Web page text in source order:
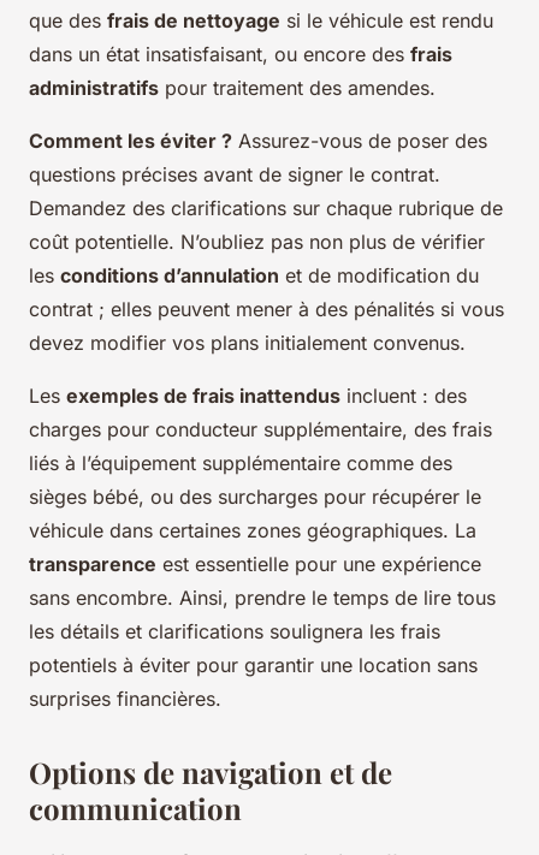
que des frais de nettoyage si le véhicule est rendu
dans un état insatisfaisant, ou encore des frais
administratifs pour traitement des amendes.
Comment les éviter ? Assurez-vous de poser des
questions précises avant de signer le contrat.
Demandez des clarifications sur chaque rubrique de
coût potentielle. N’oubliez pas non plus de vérifier
les conditions d’annulation et de modification du
contrat ; elles peuvent mener à des pénalités si vous
devez modifier vos plans initialement convenus.
Les exemples de frais inattendus incluent : des
charges pour conducteur supplémentaire, des frais
liés à l’équipement supplémentaire comme des
sièges bébé, ou des surcharges pour récupérer le
véhicule dans certaines zones géographiques. La
transparence est essentielle pour une expérience
sans encombre. Ainsi, prendre le temps de lire tous
les détails et clarifications soulignera les frais
potentiels à éviter pour garantir une location sans
surprises financières.
Options de navigation et de
communication